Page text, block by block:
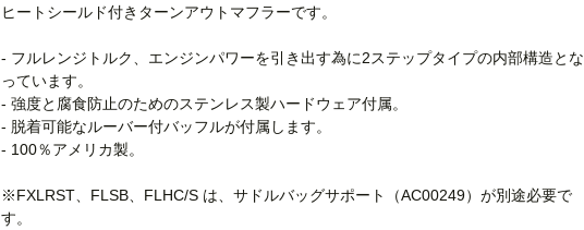
ヒートシールド付きターンアウトマフラーです。
- フルレンジトルク、エンジンパワーを引き出す為に2ステップタイプの内部構造とな
っています。
- 強度と腐食防止のためのステンレス製ハードウェア付属。
- 脱着可能なルーバー付バッフルが付属します。
- 100％アメリカ製。
※FXLRST、FLSB、FLHC/S は、サドルバッグサポート（AC00249）が別途必要で
す。